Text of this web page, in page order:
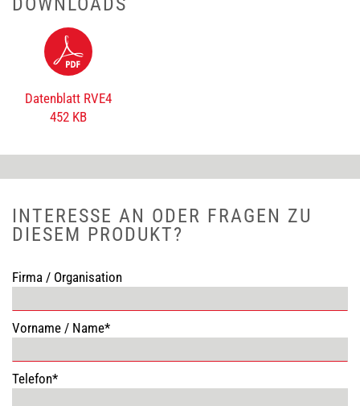
Datenblatt RVE4
452 KB
INTERESSE AN ODER FRAGEN ZU
DIESEM PRODUKT?
Firma / Organisation
Vorname / Name*
Telefon*